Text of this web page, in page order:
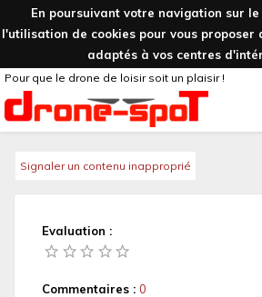
En poursuivant votre navigation sur
l'utilisation de cookies pour vous proposer
adaptés à vos centres
Pour que le drone de loisir soit un plaisir !
Signaler un contenu inapproprié
Evaluation :
Commentaires : 0